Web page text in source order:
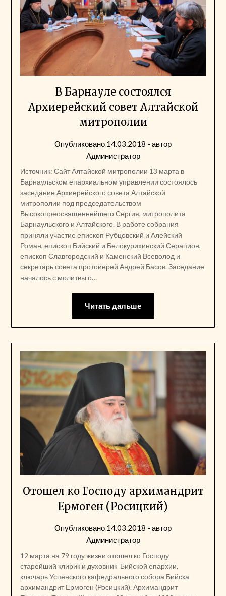
В Барнауле состоялся
Архиерейский совет Алтайской
митрополии
Опубликовано 14.03.2018 - автор
Администратор
Источник: Сайт Алтайской митрополии 13 марта в
Барнаульском епархиальном управлении состоялось
заседание Архиерейского совета Алтайской
митрополии под председательством
Высокопреосвященнейшего Сергия, митрополита
Барнаульского и Алтайского. В работе собрания
приняли участие епископ Рубцовский и Алейский
Роман, епископ Бийский и Белокурихинский Серапион,
епископ Славгородский и Каменский Всеволод и
секретарь совета протоиерей Андрей Басов. Заседание
началось с молитвы о…
Читать дальше
Отошел ко Господу архимандрит
Ермоген (Росицкий)
Опубликовано 14.03.2018 - автор
Администратор
12 марта на 79 году жизни отошел ко Господу
старейший клирик и духовник Бийской епархии,
ключарь Успенского кафедрального собора Бийска
архимандрит Ермоген (Росицкий). Архимандрит